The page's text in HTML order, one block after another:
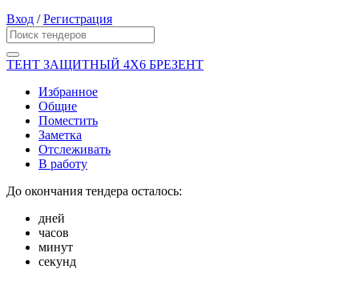
Вход /Регистрация
ТЕНТ ЗАЩИТНЫЙ 4Х6 БРЕЗЕНТ
Избранное
Общие
Поместить
Заметка
Отслеживать
В работу
До окончания тендера осталось:
дней
часов
минут
секунд